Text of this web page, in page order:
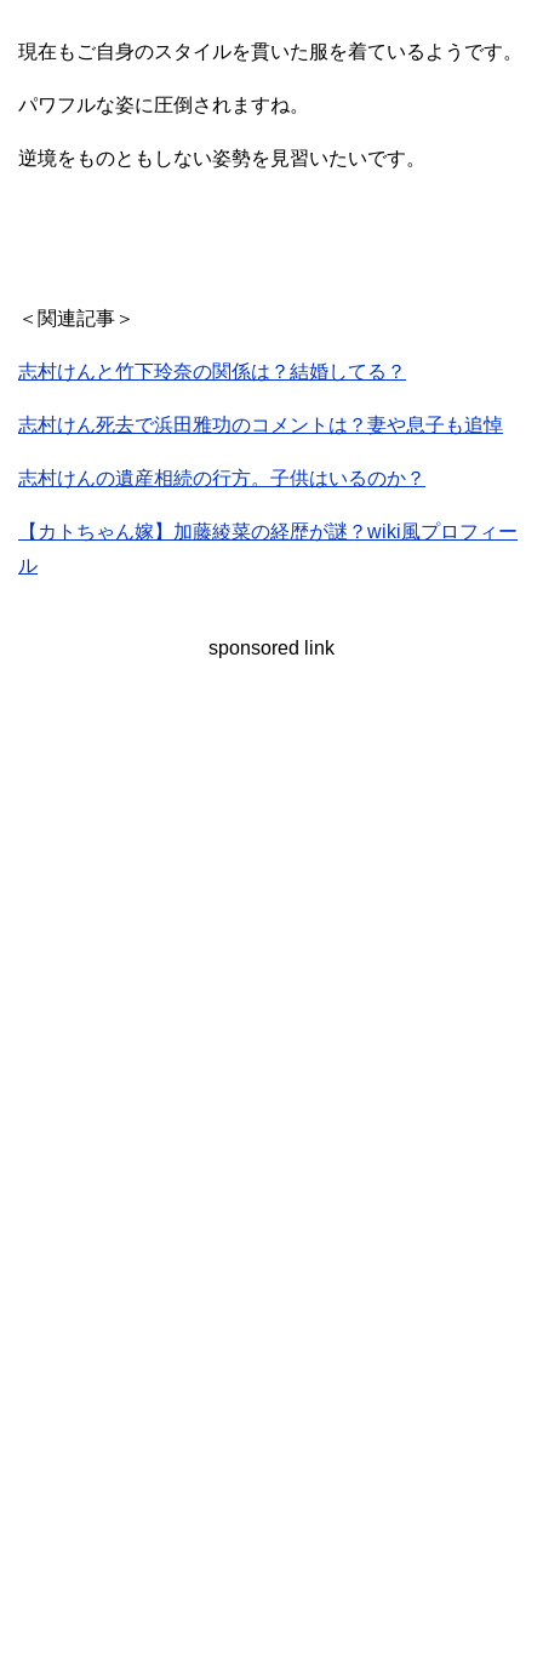
現在もご自身のスタイルを貫いた服を着ているようです。
パワフルな姿に圧倒されますね。
逆境をものともしない姿勢を見習いたいです。
＜関連記事＞
志村けんと竹下玲奈の関係は？結婚してる？
志村けん死去で浜田雅功のコメントは？妻や息子も追悼
志村けんの遺産相続の行方。子供はいるのか？
【カトちゃん嫁】加藤綾菜の経歴が謎？wiki風プロフィー
ル
sponsored link